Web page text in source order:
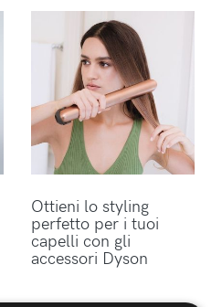
Ottieni lo styling
perfetto per i tuoi
capelli con gli
accessori Dyson